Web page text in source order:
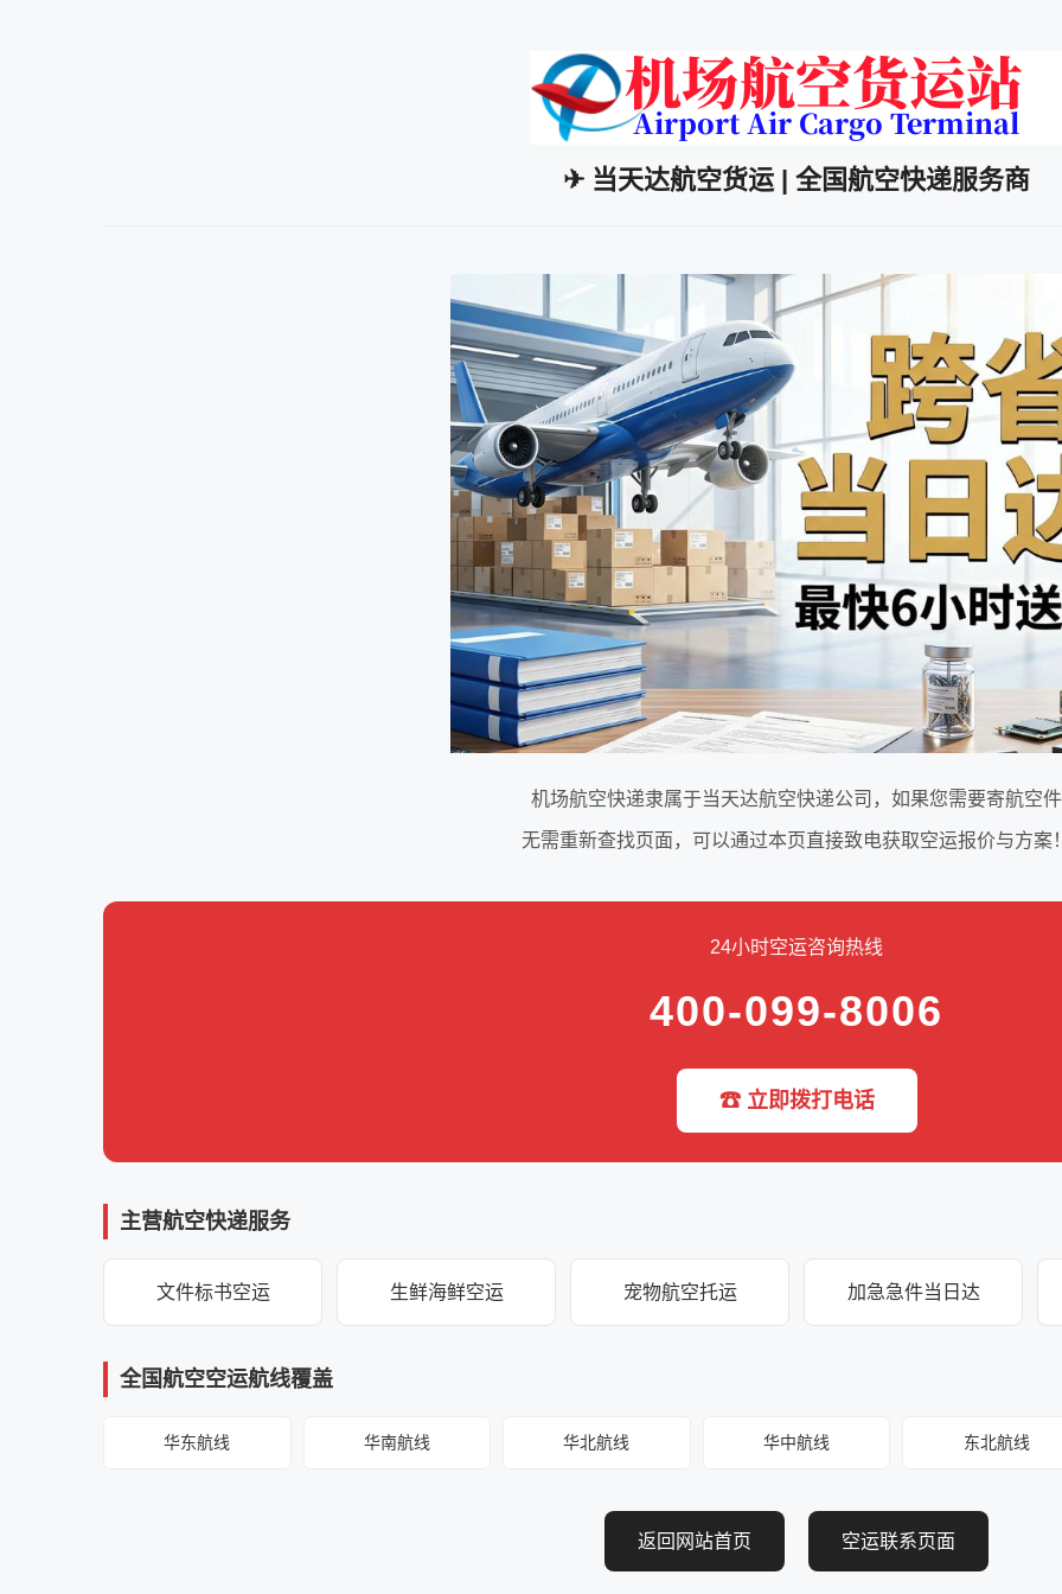
✈ 当天达航空货运 | 全国航空快递服务商
机场航空快递隶属于当天达航空快递公司，如果您需要寄航空件
无需重新查找页面，可以通过本页直接致电获取空运报价与方案
24小时空运咨询热线
400-099-8006
☎ 立即拨打电话
主营航空快递服务
文件标书空运 生鲜海鲜空运 宠物航空托运 加急急件当日达
全国航空空运航线覆盖
华东航线 华南航线 华北航线 华中航线 东北航线
返回网站首页 空运联系页面